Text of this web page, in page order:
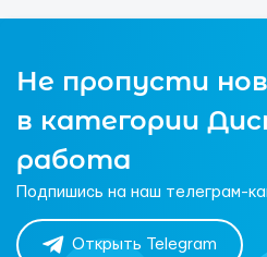
Не пропусти
в категории
работа
Подпишись на наш телеграм-
Открыть Telegram